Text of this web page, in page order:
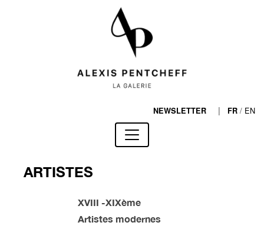
NEWSLETTER | FR / EN
ARTISTES
XVIII -XIXème
Artistes modernes